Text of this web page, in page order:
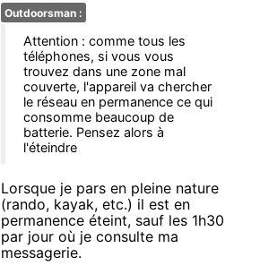
Outdoorsman :
Attention : comme tous les
téléphones, si vous vous
trouvez dans une zone mal
couverte, l'appareil va chercher
le réseau en permanence ce qui
consomme beaucoup de
batterie. Pensez alors à
l'éteindre
Lorsque je pars en pleine nature
(rando, kayak, etc.) il est en
permanence éteint, sauf les 1h30
par jour où je consulte ma
messagerie.